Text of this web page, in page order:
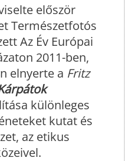
először
Természetfotós
Az Év Európai
2011-ben,
elnyerte a Fritz
különleges
kutat és
az etikus